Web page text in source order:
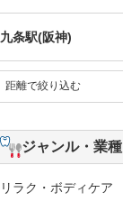
九条駅(阪神)
ジャンル・業種
リラク・ボディケア